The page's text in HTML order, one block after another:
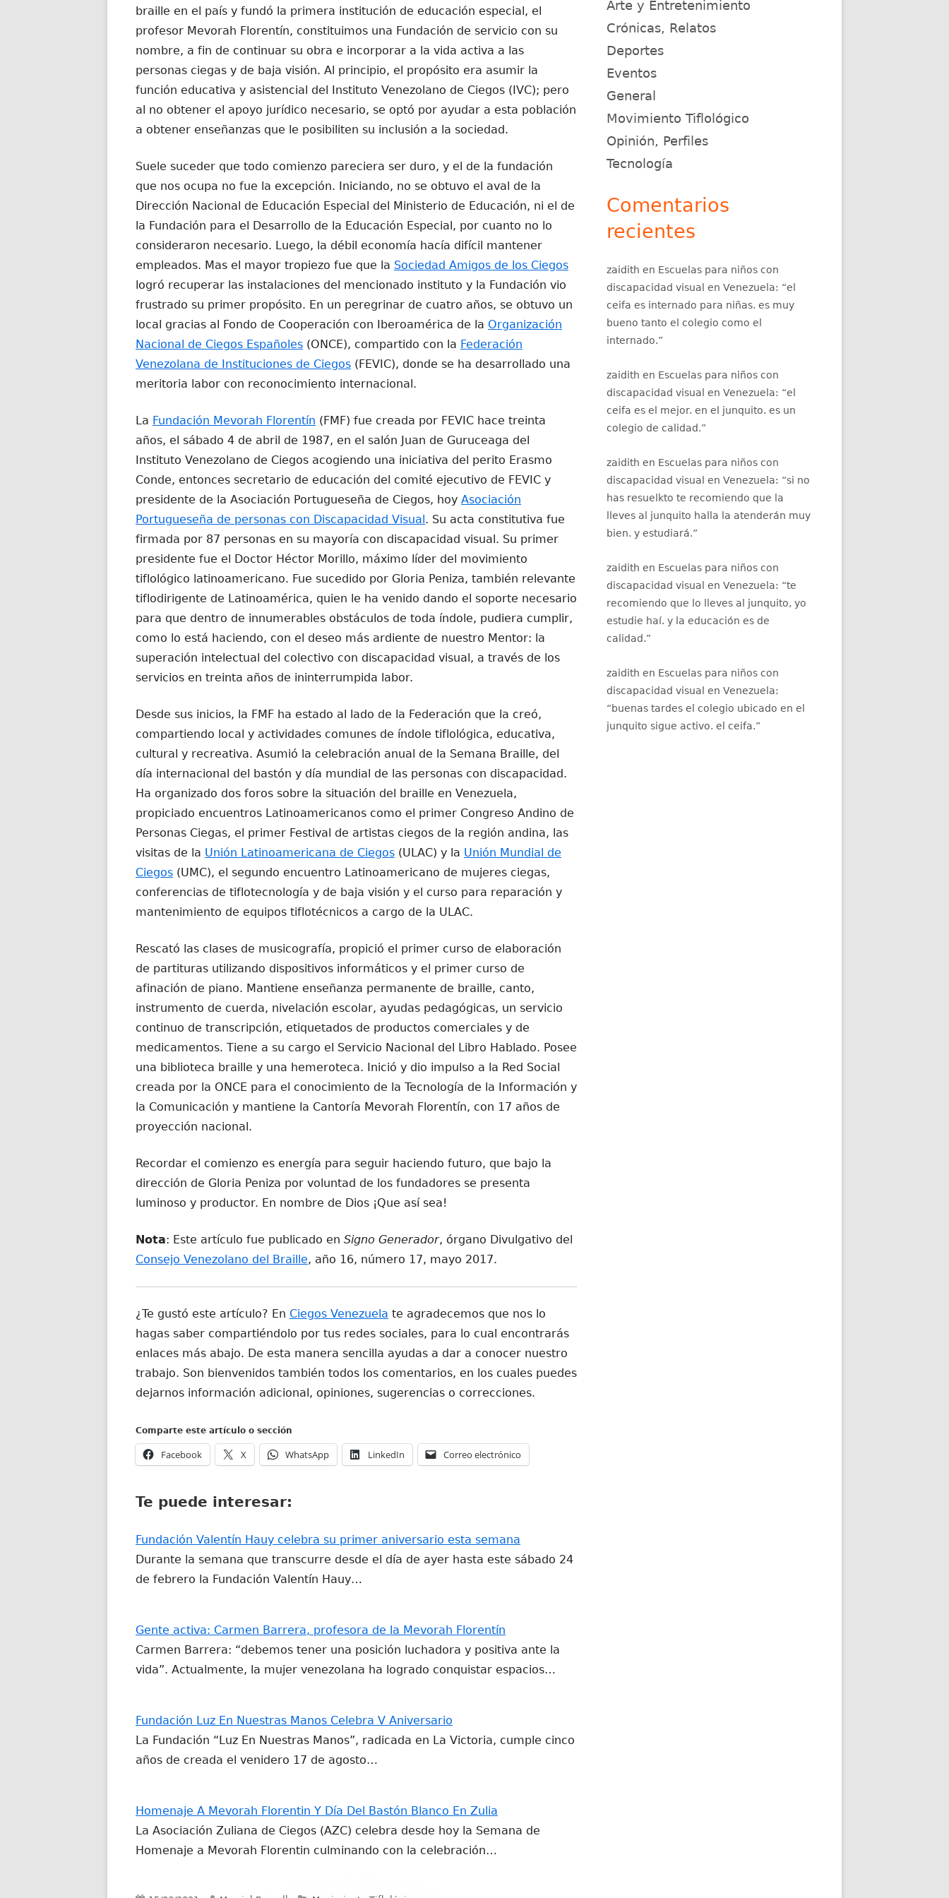
braille en el país y fundó la primera institución de educación especial, el
profesor Mevorah Florentín, constituimos una Fundación de servicio con su
nombre, a fin de continuar su obra e incorporar a la vida activa a las
personas ciegas y de baja visión. Al principio, el propósito era asumir la
función educativa y asistencial del Instituto Venezolano de Ciegos (IVC); pero
al no obtener el apoyo jurídico necesario, se optó por ayudar a esta población
a obtener enseñanzas que le posibiliten su inclusión a la sociedad.
Suele suceder que todo comienzo pareciera ser duro, y el de la fundación
que nos ocupa no fue la excepción. Iniciando, no se obtuvo el aval de la
Dirección Nacional de Educación Especial del Ministerio de Educación, ni el de
la Fundación para el Desarrollo de la Educación Especial, por cuanto no lo
consideraron necesario. Luego, la débil economía hacía difícil mantener
empleados. Mas el mayor tropiezo fue que la Sociedad Amigos de los Ciegos
logró recuperar las instalaciones del mencionado instituto y la Fundación vio
frustrado su primer propósito. En un peregrinar de cuatro años, se obtuvo un
local gracias al Fondo de Cooperación con Iberoamérica de la Organización
Nacional de Ciegos Españoles (ONCE), compartido con la Federación
Venezolana de Instituciones de Ciegos (FEVIC), donde se ha desarrollado una
meritoria labor con reconocimiento internacional.
La Fundación Mevorah Florentín (FMF) fue creada por FEVIC hace treinta
años, el sábado 4 de abril de 1987, en el salón Juan de Guruceaga del
Instituto Venezolano de Ciegos acogiendo una iniciativa del perito Erasmo
Conde, entonces secretario de educación del comité ejecutivo de FEVIC y
presidente de la Asociación Portugueseña de Ciegos, hoy Asociación
Portugueseña de personas con Discapacidad Visual. Su acta constitutiva fue
firmada por 87 personas en su mayoría con discapacidad visual. Su primer
presidente fue el Doctor Héctor Morillo, máximo líder del movimiento
tiflológico latinoamericano. Fue sucedido por Gloria Peniza, también relevante
tiflodirigente de Latinoamérica, quien le ha venido dando el soporte necesario
para que dentro de innumerables obstáculos de toda índole, pudiera cumplir,
como lo está haciendo, con el deseo más ardiente de nuestro Mentor: la
superación intelectual del colectivo con discapacidad visual, a través de los
servicios en treinta años de ininterrumpida labor.
Desde sus inicios, la FMF ha estado al lado de la Federación que la creó,
compartiendo local y actividades comunes de índole tiflológica, educativa,
cultural y recreativa. Asumió la celebración anual de la Semana Braille, del
día internacional del bastón y día mundial de las personas con discapacidad.
Ha organizado dos foros sobre la situación del braille en Venezuela,
propiciado encuentros Latinoamericanos como el primer Congreso Andino de
Personas Ciegas, el primer Festival de artistas ciegos de la región andina, las
visitas de la Unión Latinoamericana de Ciegos (ULAC) y la Unión Mundial de
Ciegos (UMC), el segundo encuentro Latinoamericano de mujeres ciegas,
conferencias de tiflotecnología y de baja visión y el curso para reparación y
mantenimiento de equipos tiflotécnicos a cargo de la ULAC.
Rescató las clases de musicografía, propició el primer curso de elaboración
de partituras utilizando dispositivos informáticos y el primer curso de
afinación de piano. Mantiene enseñanza permanente de braille, canto,
instrumento de cuerda, nivelación escolar, ayudas pedagógicas, un servicio
continuo de transcripción, etiquetados de productos comerciales y de
medicamentos. Tiene a su cargo el Servicio Nacional del Libro Hablado. Posee
una biblioteca braille y una hemeroteca. Inició y dio impulso a la Red Social
creada por la ONCE para el conocimiento de la Tecnología de la Información y
la Comunicación y mantiene la Cantoría Mevorah Florentín, con 17 años de
proyección nacional.
Recordar el comienzo es energía para seguir haciendo futuro, que bajo la
dirección de Gloria Peniza por voluntad de los fundadores se presenta
luminoso y productor. En nombre de Dios ¡Que así sea!
Nota: Este artículo fue publicado en Signo Generador, órgano Divulgativo del
Consejo Venezolano del Braille, año 16, número 17, mayo 2017.
¿Te gustó este artículo? En Ciegos Venezuela te agradecemos que nos lo
hagas saber compartiéndolo por tus redes sociales, para lo cual encontrarás
enlaces más abajo. De esta manera sencilla ayudas a dar a conocer nuestro
trabajo. Son bienvenidos también todos los comentarios, en los cuales puedes
dejarnos información adicional, opiniones, sugerencias o correcciones.
Comparte este artículo o sección
Facebook
Abrir
en
ventana
X
Abrir
en
ventana
WhatsApp
Abrir
en
LinkedIn
Abrir
en
Correo electrónico
en
Te puede interesar:
Fundación Valentín Hauy celebra su primer aniversario esta semana
Durante la semana que transcurre desde el día de ayer hasta este sábado 24
de febrero la Fundación Valentín Hauy…
Gente activa: Carmen Barrera, profesora de la Mevorah Florentín
Carmen Barrera: “debemos tener una posición luchadora y positiva ante la
vida”. Actualmente, la mujer venezolana ha logrado conquistar espacios…
Fundación Luz En Nuestras Manos Celebra V Aniversario
La Fundación “Luz En Nuestras Manos”, radicada en La Victoria, cumple cinco
años de creada el venidero 17 de agosto…
Homenaje A Mevorah Florentin Y Día Del Bastón Blanco En Zulia
La Asociación Zuliana de Ciegos (AZC) celebra desde hoy la Semana de
Homenaje a Mevorah Florentin culminando con la celebración…
Arte y Entretenimiento
Crónicas, Relatos
Deportes
Eventos
General
Movimiento Tiflológico
Opinión, Perfiles
Tecnología
Comentarios
recientes
zaidith en Escuelas para niños con
discapacidad visual en Venezuela: “el
ceifa es internado para niñas. es muy
bueno tanto el colegio como el
internado.”
zaidith en Escuelas para niños con
discapacidad visual en Venezuela: “el
ceifa es el mejor. en el junquito. es un
colegio de calidad.”
zaidith en Escuelas para niños con
discapacidad visual en Venezuela: “si no
has resuelkto te recomiendo que la
lleves al junquito halla la atenderán muy
bien. y estudiará.”
zaidith en Escuelas para niños con
discapacidad visual en Venezuela: “te
recomiendo que lo lleves al junquito, yo
estudie haí. y la educación es de
calidad.”
zaidith en Escuelas para niños con
discapacidad visual en Venezuela:
“buenas tardes el colegio ubicado en el
junquito sigue activo. el ceifa.”